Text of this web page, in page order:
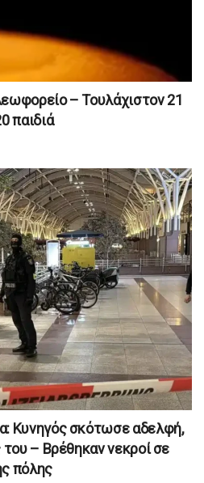
– Τουλάχιστον 21
παιδιά
Κυνηγός σκότωσε αδελφή,
του – Βρέθηκαν νεκροί σε
πόλης